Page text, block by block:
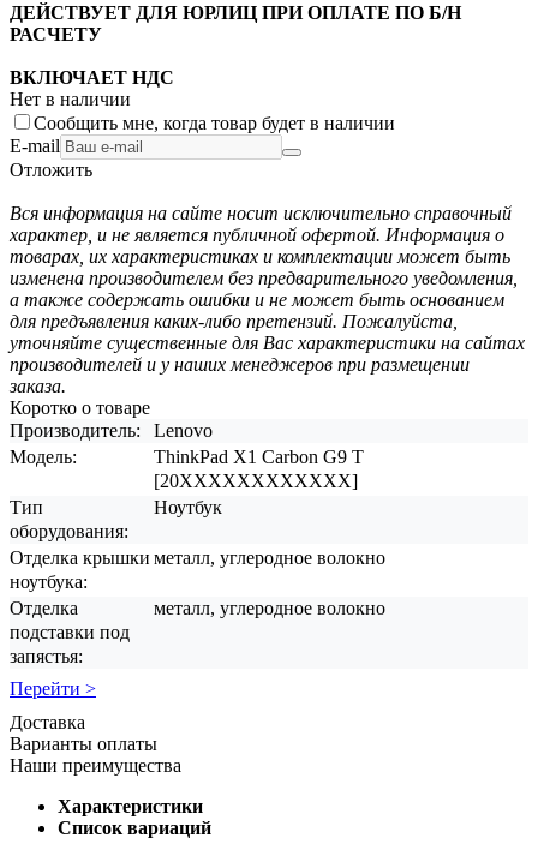
ДЕЙСТВУЕТ ДЛЯ ЮРЛИЦ ПРИ ОПЛАТЕ ПО Б/Н
РАСЧЕТУ
ВКЛЮЧАЕТ НДС
Нет в наличии
Сообщить мне, когда товар будет в наличии
E-mail
Отложить
Вся информация на сайте носит исключительно справочный
характер, и не является публичной офертой. Информация о
товарах, их характеристиках и комплектации может быть
изменена производителем без предварительного уведомления,
а также содержать ошибки и не может быть основанием
для предъявления каких-либо претензий. Пожалуйста,
уточняйте существенные для Вас характеристики на сайтах
производителей и у наших менеджеров при размещении
заказа.
Коротко о товаре
Производитель:
Lenovo
Модель:
ThinkPad X1 Carbon G9 T
[20XXXXXXXXXXXX]
Тип
оборудования:
Ноутбук
Отделка крышки
ноутбука:
металл, углеродное волокно
Отделка
подставки под
запястья:
металл, углеродное волокно
Перейти >
Доставка
Варианты оплаты
Наши преимущества
Характеристики
Список вариаций